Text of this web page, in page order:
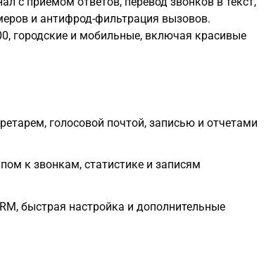
и антифрод-фильтрация вызовов.
городские и мобильные, включая красивые
голосовой почтой, записью и отчетами
к звонкам, статистике и записям
быстрая настройка и дополнительные